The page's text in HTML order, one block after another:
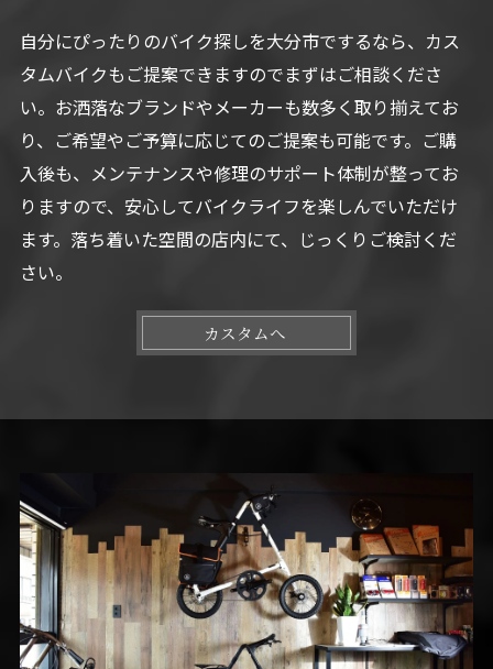
自分にぴったりのバイク探しを大分市でするなら、カス
タムバイクもご提案できますのでまずはご相談くださ
い。お洒落なブランドやメーカーも数多く取り揃えてお
り、ご希望やご予算に応じてのご提案も可能です。ご購
入後も、メンテナンスや修理のサポート体制が整ってお
りますので、安心してバイクライフを楽しんでいただけ
ます。落ち着いた空間の店内にて、じっくりご検討くだ
さい。
カスタムへ